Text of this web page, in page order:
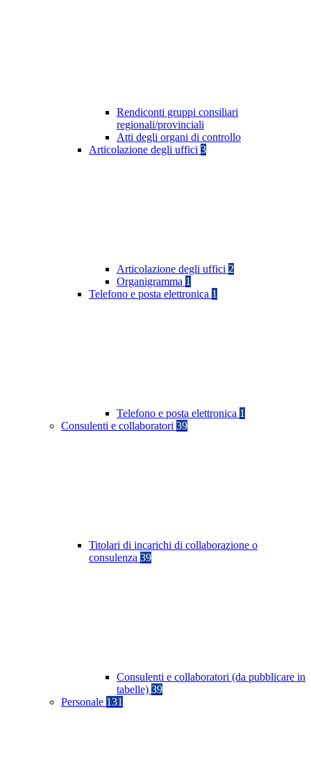
Rendiconti gruppi consiliari
regionali/provinciali
Atti degli organi di controllo
Articolazione degli uffici 3
Articolazione degli uffici 2
Organigramma 1
Telefono e posta elettronica 1
Telefono e posta elettronica 1
Consulenti e collaboratori 39
Titolari di incarichi di collaborazione o
consulenza 39
Consulenti e collaboratori (da pubblicare in
tabelle) 39
Personale 131